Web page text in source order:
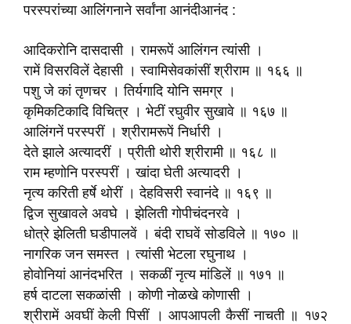
परस्परांच्या आलिंगनाने सर्वांना आनंदीआनंद :
आदिकरोनि दासदासी । रामरूपें आलिंगन त्यांसी ।
रामें विसरविलें देहासी । स्वामिसेवकांसीं श्रीराम ॥ १६६ ॥
पशु जे कां तृणचर । तिर्यगादि योनि समग्र ।
कृमिकटिकादि विचित्र । भेटीं रघुवीर सुखावे ॥ १६७ ॥
आलिंगनें परस्परीं । श्रीरामरूपें निर्धारी ।
देते झाले अत्यादरीं । प्रीती थोरी श्रीरामी ॥ १६८ ॥
राम म्हणोनि परस्परीं । खांदा घेती अत्यादरी ।
नृत्य करिती हर्षे थोरीं । देहविसरी स्वानंदे ॥ १६९ ॥
द्विज सुखावले अवघे । झेलिती गोपीचंदनरवे ।
धोत्रे झेलिती घडीपालवें । बंदी राघवें सोडविले ॥ १७० ॥
नागरिक जन समस्त । त्यांसी भेटला रघुनाथ ।
होवोनियां आनंदभरित । सकळीं नृत्य मांडिलें ॥ १७१ ॥
हर्ष दाटला सकळांसी । कोणी नोळखे कोणासी ।
श्रीरामें अवघीं केली पिसीं । आपआपली कैसीं नाचती ॥ १७२